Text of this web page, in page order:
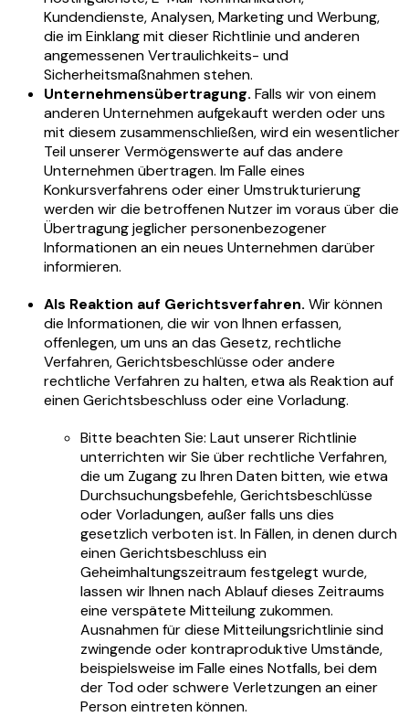
Kundendienste, Analysen, Marketing und Werbung,
die im Einklang mit dieser Richtlinie und anderen
angemessenen Vertraulichkeits- und
Sicherheitsmaßnahmen stehen.
Unternehmensübertragung. Falls wir von einem
anderen Unternehmen aufgekauft werden oder uns
mit diesem zusammenschließen, wird ein wesentlicher
Teil unserer Vermögenswerte auf das andere
Unternehmen übertragen. Im Falle eines
Konkursverfahrens oder einer Umstrukturierung
werden wir die betroffenen Nutzer im voraus über die
Übertragung jeglicher personenbezogener
Informationen an ein neues Unternehmen darüber
informieren.
Als Reaktion auf Gerichtsverfahren. Wir können
die Informationen, die wir von Ihnen erfassen,
offenlegen, um uns an das Gesetz, rechtliche
Verfahren, Gerichtsbeschlüsse oder andere
rechtliche Verfahren zu halten, etwa als Reaktion auf
einen Gerichtsbeschluss oder eine Vorladung.
Bitte beachten Sie: Laut unserer Richtlinie
unterrichten wir Sie über rechtliche Verfahren,
die um Zugang zu Ihren Daten bitten, wie etwa
Durchsuchungsbefehle, Gerichtsbeschlüsse
oder Vorladungen, außer falls uns dies
gesetzlich verboten ist. In Fällen, in denen durch
einen Gerichtsbeschluss ein
Geheimhaltungszeitraum festgelegt wurde,
lassen wir Ihnen nach Ablauf dieses Zeitraums
eine verspätete Mitteilung zukommen.
Ausnahmen für diese Mitteilungsrichtlinie sind
zwingende oder kontraproduktive Umstände,
beispielsweise im Falle eines Notfalls, bei dem
der Tod oder schwere Verletzungen an einer
Person eintreten können.